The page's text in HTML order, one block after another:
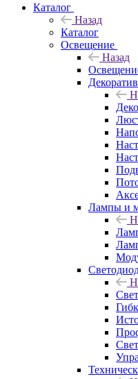
Каталог
Назад
Каталог
Освещение
Назад
Лампы и